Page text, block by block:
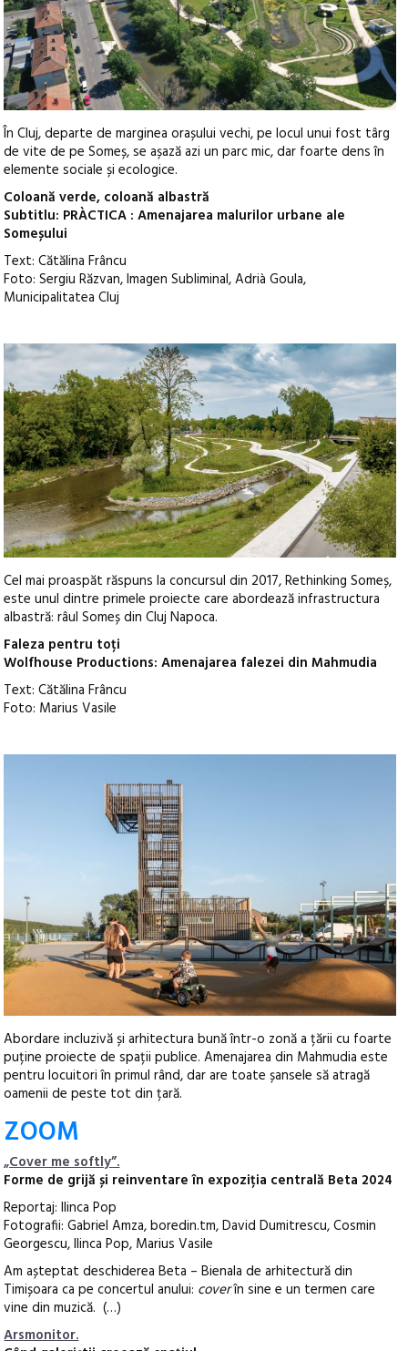
În Cluj, departe de marginea orașului vechi, pe locul unui fost târg
de vite de pe Someș, se așază azi un parc mic, dar foarte dens în
elemente sociale și ecologice.
Coloană verde, coloană albastră
Subtitlu: PRÀCTICA : Amenajarea malurilor urbane ale
Someșului
Text: Cătălina Frâncu
Foto: Sergiu Răzvan, Imagen Subliminal, Adrià Goula,
Municipalitatea Cluj
Cel mai proaspăt răspuns la concursul din 2017, Rethinking Someș,
este unul dintre primele proiecte care abordează infrastructura
albastră: râul Someș din Cluj Napoca.
Faleza pentru toți
Wolfhouse Productions: Amenajarea falezei din Mahmudia
Text: Cătălina Frâncu
Foto: Marius Vasile
Abordare incluzivă și arhitectura bună într-o zonă a țării cu foarte
puține proiecte de spații publice. Amenajarea din Mahmudia este
pentru locuitori în primul rând, dar are toate șansele să atragă
oamenii de peste tot din țară.
ZOOM
„Cover me softly”.
Forme de grijă și reinventare în expoziția centrală Beta 2024
Reportaj: Ilinca Pop
Fotografii: Gabriel Amza, boredin.tm, David Dumitrescu, Cosmin
Georgescu, Ilinca Pop, Marius Vasile
Am așteptat deschiderea Beta – Bienala de arhitectură din
Timișoara ca pe concertul anului: coverîn sine e un termen care
vine din muzică. (…)
Arsmonitor.